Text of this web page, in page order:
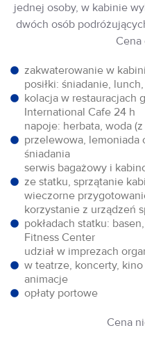
jednej osoby, w kabinie
dwóch osób
Cena
zakwaterowanie w
posiłki: śniadanie,
kolacja w restauracjach
International Cafe 24 h
napoje: herbata, woda
przelewowa, lemoniada
śniadania
serwis bagażowy i
ze statku, sprzątanie
wieczorne
korzystanie z urządzeń
pokładach statku:
Fitness Center
udział w imprezach
w teatrze, koncerty,
animacje
opłaty portowe
Cena